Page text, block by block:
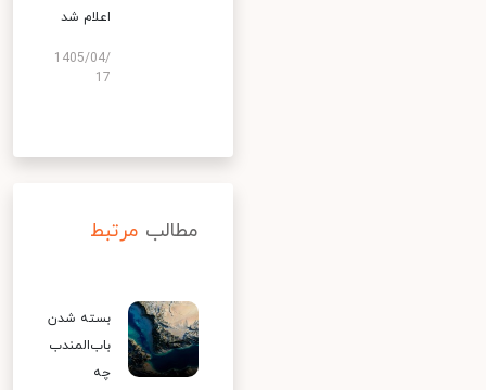
اعلام شد
1405/04/
17
مطالب مرتبط
بسته شدن
باب‌المندب
چه